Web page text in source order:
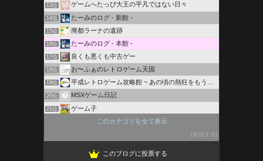
13位 ゲームへたっぴ大王の平凡ではない日々
14位 たーみのログ - 新館 -
15位 廃都ラーナの遺跡
16位 たーみのログ - 本館 -
17位 良くも悪くも中古ゲー
18位 お〜ふぁのレトロゲーム天国
19位 平成レトロゲーム攻略館 ~ あの頃の熱狂をもう一度
20位 MSXゲーム日記
21位 ゲーム子
遊戯王とゲームのブログ
このカテゴリを全て表示
参加する
このブログに投票する